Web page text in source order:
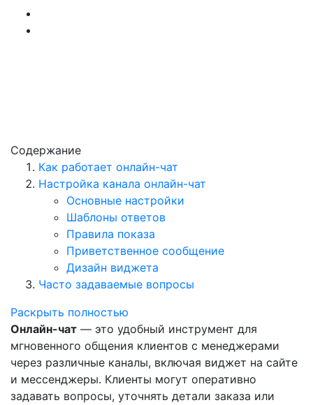
Содержание
Как работает онлайн-чат
Настройка канала онлайн-чат
Основные настройки
Шаблоны ответов
Правила показа
Приветственное сообщение
Дизайн виджета
Часто задаваемые вопросы
Раскрыть полностью
Онлайн-чат — это удобный инструмент для
мгновенного общения клиентов с менеджерами
через различные каналы, включая виджет на сайте
и мессенджеры. Клиенты могут оперативно
задавать вопросы, уточнять детали заказа или